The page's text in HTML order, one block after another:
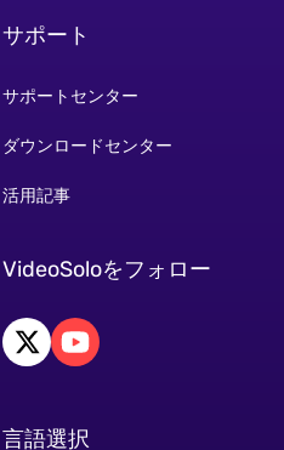
サポート
サポートセンター
ダウンロードセンター
活用記事
VideoSoloをフォロー
言語選択